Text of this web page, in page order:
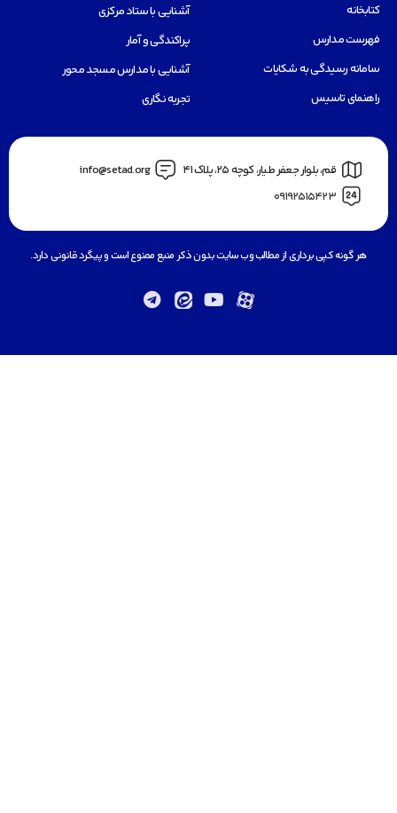
کتابخانه
فهرست مدارس
سامانه رسیدگی به شکایات
راهنمای تاسیس
آشنایی با ستاد مرکزی
پراکندگی و آمار
آشنایی با مدارس مسجد محور
تجربه نگاری
قم، بلوار جعفر طيار، كوچه ٢٥، پلاک 41
info@setad.org
09192515423
هر گونه کپی برداری از مطالب وب سایت بدون ذکر منبع ممنوع است و پیگرد قانونی دارد.